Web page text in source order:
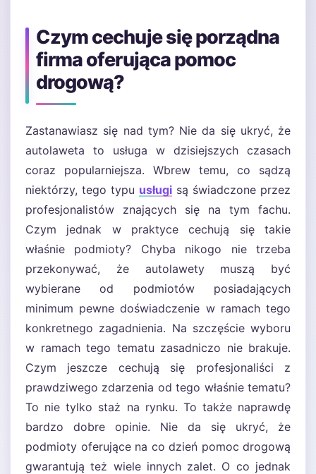
Czym cechuje się porządna
firma oferująca pomoc
drogową?
Zastanawiasz się nad tym? Nie da się ukryć, że
autolaweta to usługa w dzisiejszych czasach
coraz popularniejsza. Wbrew temu, co sądzą
niektórzy, tego typu usługi są świadczone przez
profesjonalistów znających się na tym fachu.
Czym jednak w praktyce cechują się takie
właśnie podmioty? Chyba nikogo nie trzeba
przekonywać, że autolawety muszą być
wybierane od podmiotów posiadających
minimum pewne doświadczenie w ramach tego
konkretnego zagadnienia. Na szczęście wyboru
w ramach tego tematu zasadniczo nie brakuje.
Czym jeszcze cechują się profesjonaliści z
prawdziwego zdarzenia od tego właśnie tematu?
To nie tylko staż na rynku. To także naprawdę
bardzo dobre opinie. Nie da się ukryć, że
podmioty oferujące na co dzień pomoc drogową
gwarantują też wiele innych zalet. O co jednak